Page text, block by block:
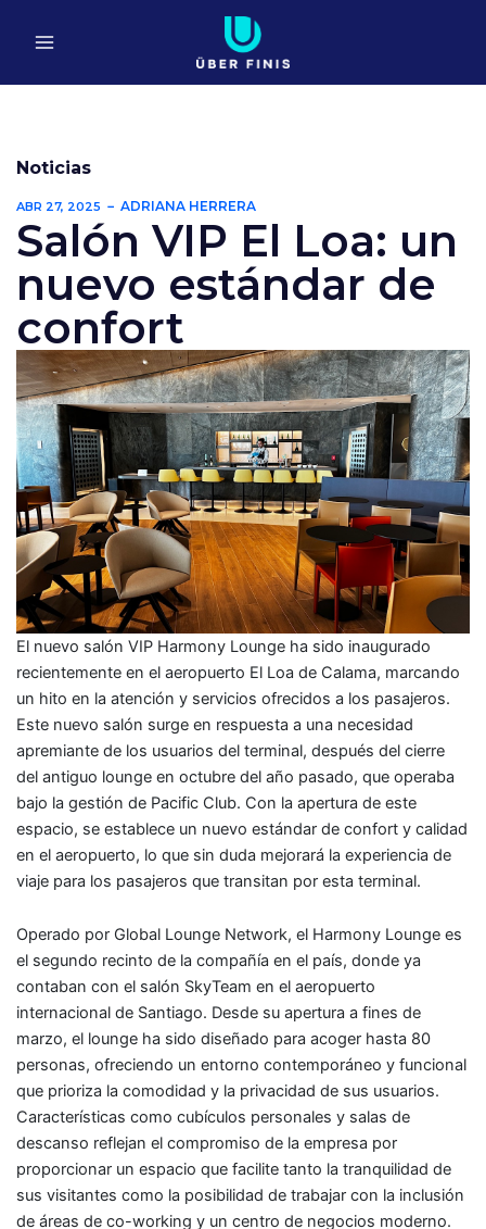
Noticias
ABR 27, 2025 ADRIANA HERRERA
Salón VIP El Loa: un
nuevo estándar de
confort
El nuevo salón VIP Harmony Lounge ha sido inaugurado
recientemente en el aeropuerto El Loa de Calama, marcando
un hito en la atención y servicios ofrecidos a los pasajeros.
Este nuevo salón surge en respuesta a una necesidad
apremiante de los usuarios del terminal, después del cierre
del antiguo lounge en octubre del año pasado, que operaba
bajo la gestión de Pacific Club. Con la apertura de este
espacio, se establece un nuevo estándar de confort y calidad
en el aeropuerto, lo que sin duda mejorará la experiencia de
viaje para los pasajeros que transitan por esta terminal.
Operado por Global Lounge Network, el Harmony Lounge es
el segundo recinto de la compañía en el país, donde ya
contaban con el salón SkyTeam en el aeropuerto
internacional de Santiago. Desde su apertura a fines de
marzo, el lounge ha sido diseñado para acoger hasta 80
personas, ofreciendo un entorno contemporáneo y funcional
que prioriza la comodidad y la privacidad de sus usuarios.
Características como cubículos personales y salas de
descanso reflejan el compromiso de la empresa por
proporcionar un espacio que facilite tanto la tranquilidad de
sus visitantes como la posibilidad de trabajar con la inclusión
de áreas de co-working y un centro de negocios moderno.